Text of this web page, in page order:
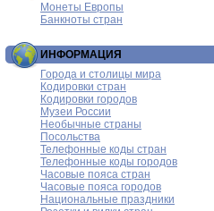
Монеты Европы
Банкноты стран
ИНФОРМАЦИЯ
Города и столицы мира
Кодировки стран
Кодировки городов
Музеи России
Необычные страны
Посольства
Телефонные коды стран
Телефонные коды городов
Часовые пояса стран
Часовые пояса городов
Национальные праздники